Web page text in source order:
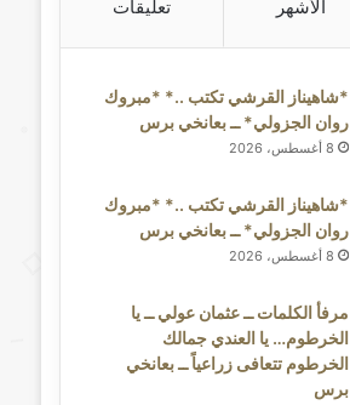
الأشهر تعليقات
*شاهيناز القرشي تكتب ..* *مبروك
روان الجزولي* ــ بعانخي برس
8 أغسطس، 2026
*شاهيناز القرشي تكتب ..* *مبروك
روان الجزولي* ــ بعانخي برس
8 أغسطس، 2026
مرفأ الكلمات ــ عثمان عولي ــ يا
الخرطوم… يا العندي جمالك
الخرطوم تتعافى زراعياً ــ بعانخي
برس